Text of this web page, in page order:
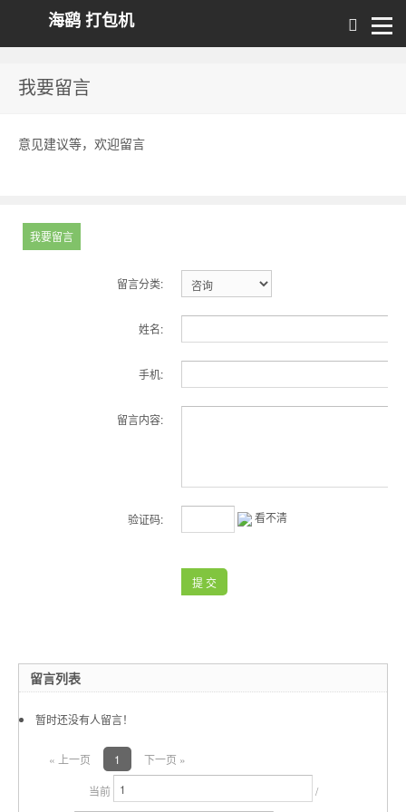
海鹞 打包机
我要留言
意见建议等，欢迎留言
我要留言
留言分类:
姓名:
手机:
留言内容:
验证码: 看不清
留言列表
暂时还没有人留言！
« 上一页 1 下一页 »
当前 /